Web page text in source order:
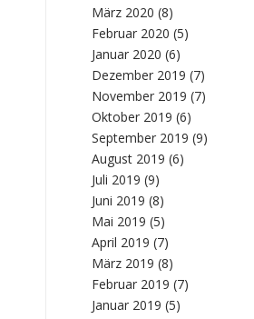
März 2020 (8)
Februar 2020 (5)
Januar 2020 (6)
Dezember 2019 (7)
November 2019 (7)
Oktober 2019 (6)
September 2019 (9)
August 2019 (6)
Juli 2019 (9)
Juni 2019 (8)
Mai 2019 (5)
April 2019 (7)
März 2019 (8)
Februar 2019 (7)
Januar 2019 (5)